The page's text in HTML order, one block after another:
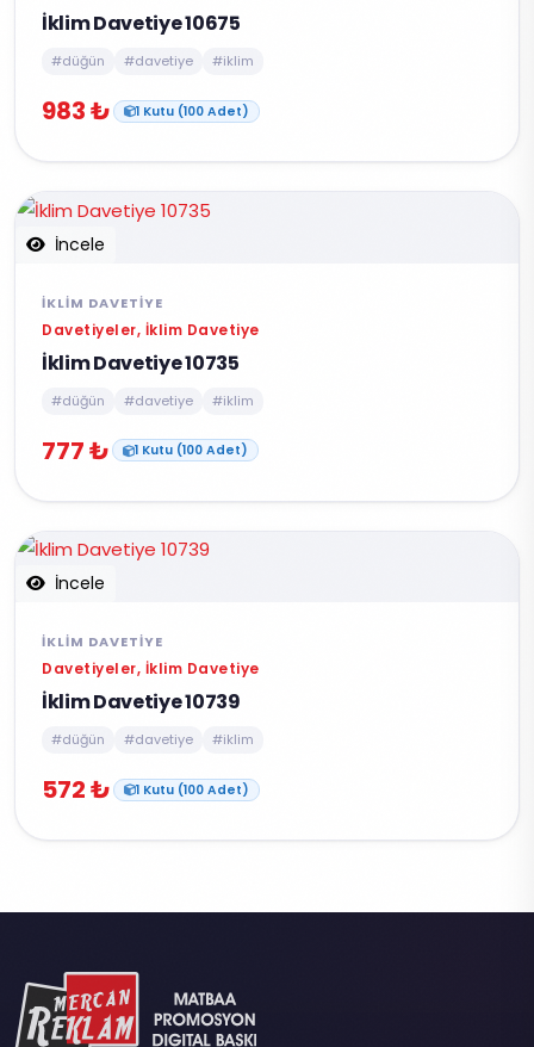
İklim Davetiye 10675
#düğün #davetiye #iklim
983 ₺ 1 Kutu (100 Adet)
İncele
İKLIM DAVETIYE
Davetiyeler, İklim Davetiye
İklim Davetiye 10735
#düğün #davetiye #iklim
777 ₺ 1 Kutu (100 Adet)
İncele
İKLIM DAVETIYE
Davetiyeler, İklim Davetiye
İklim Davetiye 10739
#düğün #davetiye #iklim
572 ₺ 1 Kutu (100 Adet)